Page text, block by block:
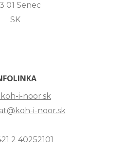
01 Senec
SK
i-noor.sk
i-noor.sk
2 40252101